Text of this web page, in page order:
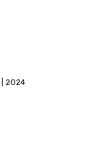
| 2024